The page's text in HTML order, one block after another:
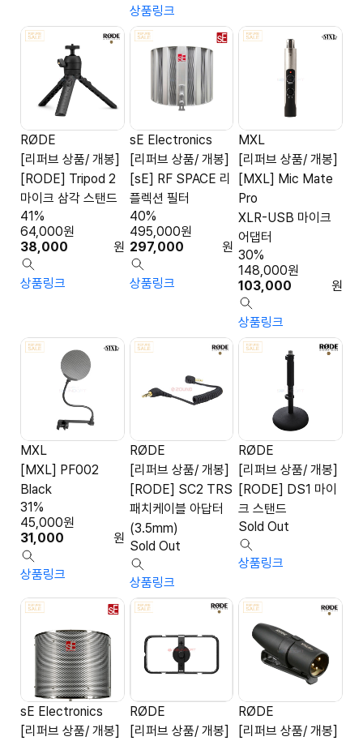
상품링크
RØDE
[리퍼브 상품/ 개봉]
[RODE] Tripod 2
마이크 삼각 스탠드
38,000 원
64,000원
41%
상품링크
sE Electronics
[리퍼브 상품/ 개봉]
[sE] RF SPACE 리
플렉션 필터
297,000 원
495,000원
40%
상품링크
MXL
[리퍼브 상품/ 개봉]
[MXL] Mic Mate
Pro
XLR-USB 마이크
어댑터
103,000 원
148,000원
30%
상품링크
MXL
[MXL] PF002
Black
31,000 원
45,000원
31%
상품링크
RØDE
[리퍼브 상품/ 개봉]
[RODE] SC2 TRS
패치케이블 아답터
(3.5mm)
Sold Out
상품링크
RØDE
[리퍼브 상품/ 개봉]
[RODE] DS1 마이
크 스탠드
Sold Out
상품링크
sE Electronics
[리퍼브 상품/ 개봉]
RØDE
[리퍼브 상품/ 개봉]
RØDE
[리퍼브 상품/ 개봉]